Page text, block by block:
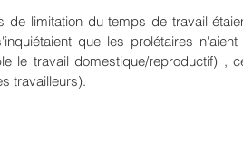
de limitation du temps de travail
que les prolétaires
le travail domestique/reproductif) ,
travailleurs).